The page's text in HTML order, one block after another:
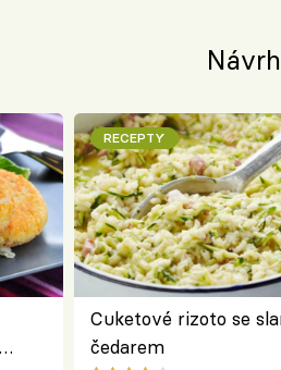
RECEPTY
Cuketové rizoto se
čedarem